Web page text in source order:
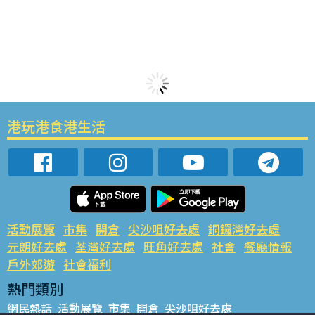
港玩港食港生活
活動展覽 市集 開倉 尖沙咀好去處 銅鑼灣好去處
元朗好去處 荃灣好去處 旺角好去處 社會 餐廳情報
戶外郊遊 社會福利
熱門類別
網民熱話 活動展覽 市集 開倉 尖沙咀好去處